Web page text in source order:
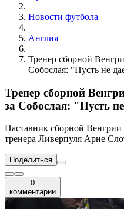
Новости футбола
Англия
Тренер сборной
Собослая: "Пусть не
Тренер сборной
за Собослая: "Пусть
Наставник сборной
тренера Ливерпуля Арне
Поделиться
0
комментарии